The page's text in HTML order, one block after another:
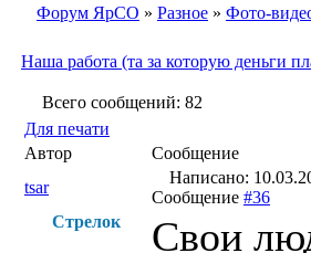
Форум ЯрСО » Разное » Фото-
Наша работа (та за которую деньги
Всего сообщений: 82
Для печати
Автор
Сообщение
tsar
Написано:
Сообщение #36
Стрелок
Свои